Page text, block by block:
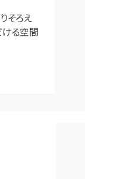
そろえ
ける空間